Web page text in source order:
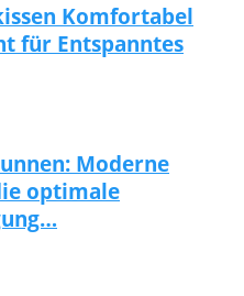
Komfortabel
für Entspanntes
Moderne
optimale